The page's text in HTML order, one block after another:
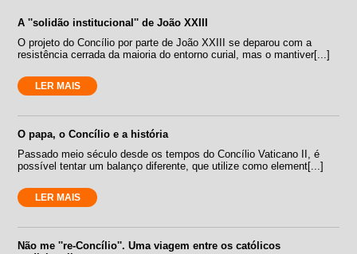
A ''solidão institucional'' de João XXIII
O projeto do Concílio por parte de João XXIII se deparou com a
resistência cerrada da maioria do entorno curial, mas o mantiver[...]
LER MAIS
O papa, o Concílio e a história
Passado meio século desde os tempos do Concílio Vaticano II, é
possível tentar um balanço diferente, que utilize como element[...]
LER MAIS
Não me ''re-Concílio''. Uma viagem entre os católicos